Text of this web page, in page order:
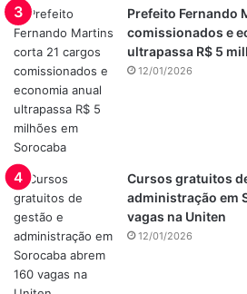
Prefeito Fernando
comissionados e
ultrapassa R$ 5
12/01/2026
Cursos gratuitos
administração em
vagas na Uniten
12/01/2026